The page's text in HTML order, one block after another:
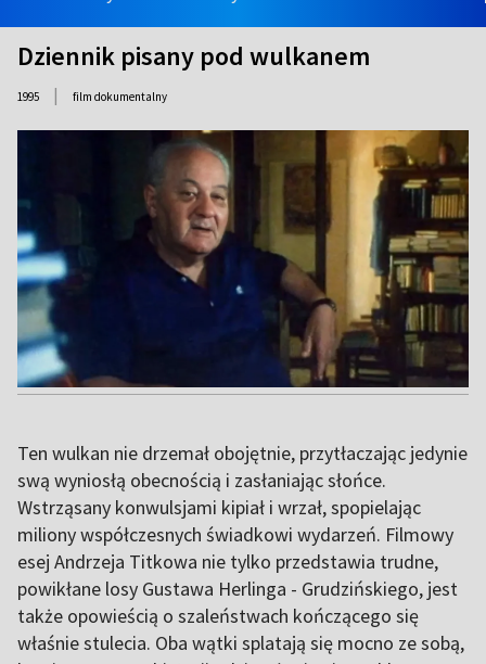
Dziennik pisany pod wulkanem
1995 | film dokumentalny
Ten wulkan nie drzemał obojętnie, przytłaczając jedynie
swą wyniosłą obecnością i zasłaniając słońce.
Wstrząsany konwulsjami kipiał i wrzał, spopielając
miliony współczesnych świadkowi wydarzeń. Filmowy
esej Andrzeja Titkowa nie tylko przedstawia trudne,
powikłane losy Gustawa Herlinga - Grudzińskiego, jest
także opowieścią o szaleństwach kończącego się
właśnie stulecia. Oba wątki splatają się mocno ze sobą,